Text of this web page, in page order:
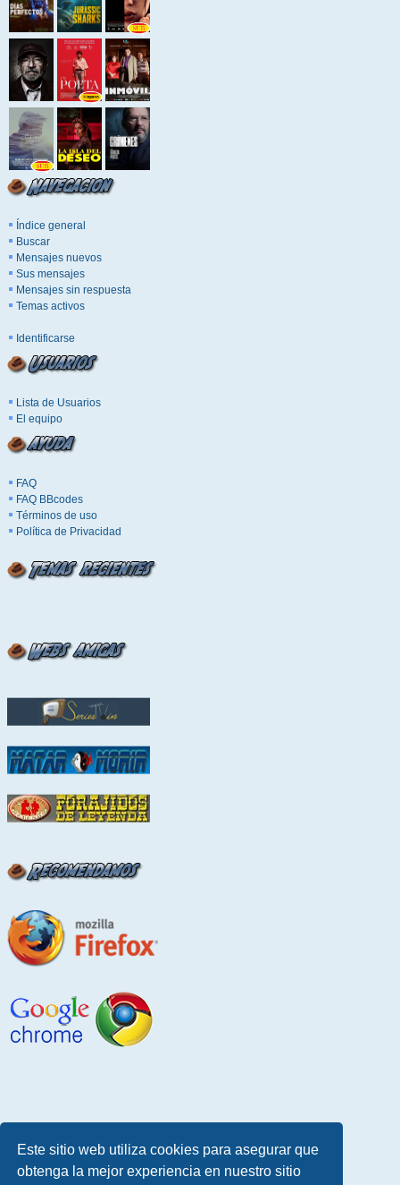
Este sitio web utiliza cookies para asegurar que
obtenga la mejor experiencia en nuestro sitio
Índice general
Buscar
Mensajes nuevos
Sus mensajes
Mensajes sin respuesta
Temas activos
Identificarse
Lista de Usuarios
El equipo
FAQ
FAQ BBcodes
Términos de uso
Política de Privacidad